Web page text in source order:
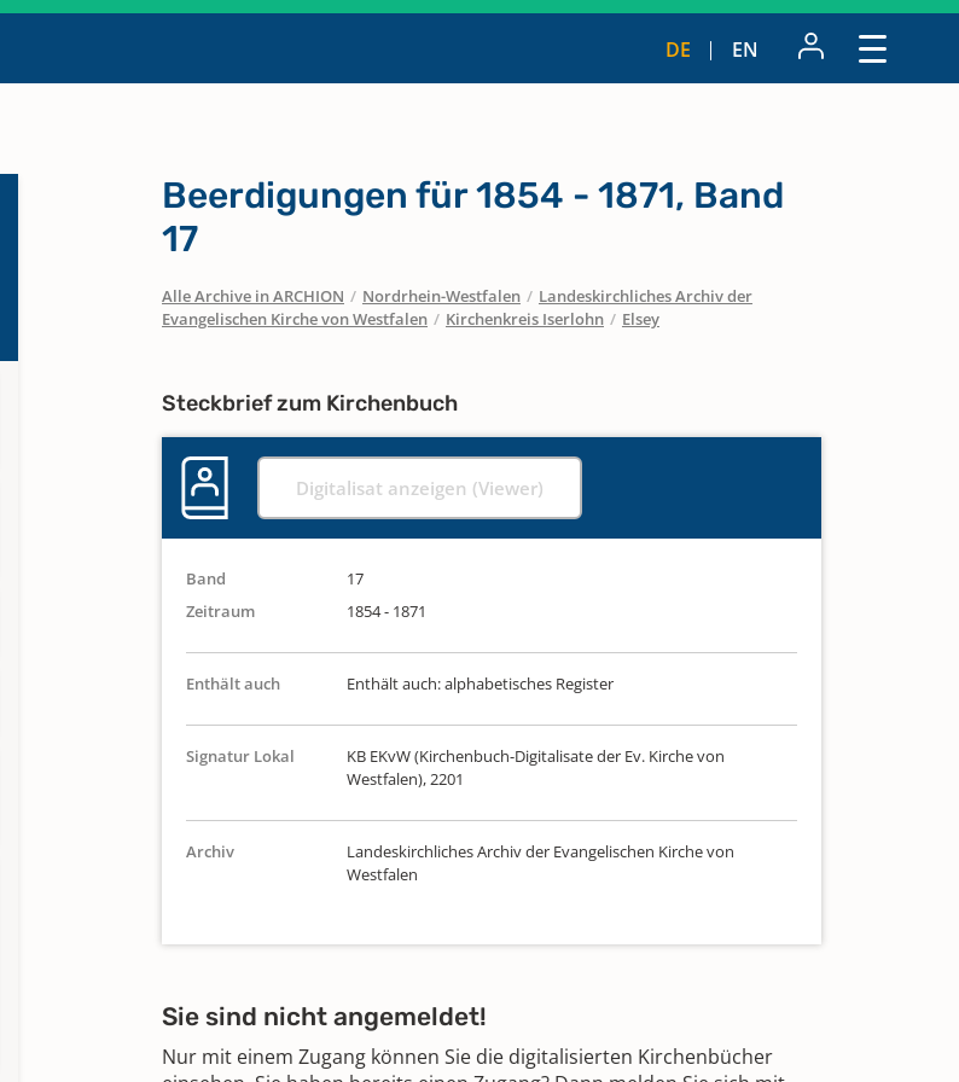
DE EN
Beerdigungen für 1854 - 1871, Band
17
Alle Archive in ARCHION / Nordrhein-Westfalen / Landeskirchliches Archiv der
Evangelischen Kirche von Westfalen / Kirchenkreis Iserlohn / Elsey
Steckbrief zum Kirchenbuch
Digitalisat anzeigen (Viewer)
Band
17
Zeitraum
1854 - 1871
Enthält auch Enthält auch: alphabetisches Register
Signatur Lokal
KB EKvW (Kirchenbuch-Digitalisate der Ev. Kirche von
Westfalen), 2201
Archiv
Landeskirchliches Archiv der Evangelischen Kirche von
Westfalen
Sie sind nicht angemeldet!
Nur mit einem Zugang können Sie die digitalisierten Kirchenbücher